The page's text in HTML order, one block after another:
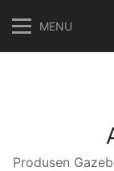
ke
konten
MENU
Produsen